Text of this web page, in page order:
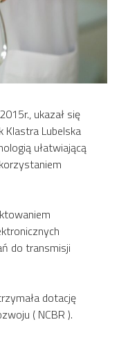
ukazał się
Klastra Lubelska
ułatwiającą
do transmisji
dotację
( NCBR ).